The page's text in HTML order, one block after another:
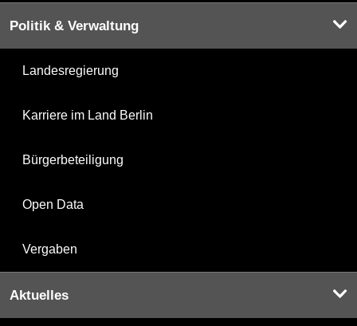
Politik & Verwaltung
Landesregierung
Karriere im Land Berlin
Bürgerbeteiligung
Open Data
Vergaben
Aktuelles